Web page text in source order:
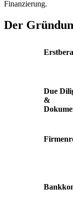
Finanzierung.
Der
Due
&